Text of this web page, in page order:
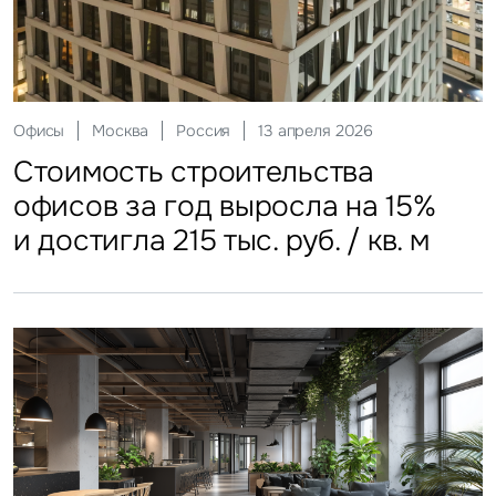
Офисы Москва Россия 13 апреля 2026
Стоимость строительства
офисов за год выросла на 15%
и достигла 215 тыс. руб. / кв. м
Склады Москва Россия 12 мая 2026
Стоимость строительства
складских объектов практически
остановила рост
Ритейл Москва Россия 20 июля 2026
Более трети россиян
еженедельно покупают готовую
еду
Гостиницы Москва Россия 27 июля 2026
Столичные отели стали
доступнее
Инвестиции Москва Россия 29 мая 2026
ЗПИФы недвижимости
замедлили темп